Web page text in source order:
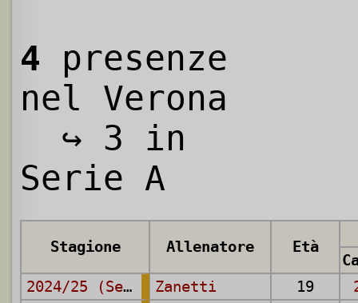
4 presenze
nel Verona
↪ 3 in
Serie A
Stagione Allenatore Età
2024/25 (Serie A) Zanetti 19